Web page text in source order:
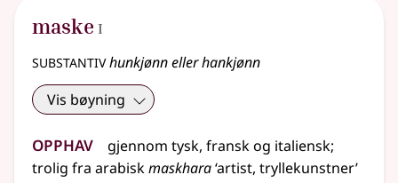
maske 1
I
substantivhunkjønn eller hankjønn
Vis bøyning
Opphav gjennom tysk, franskog italiensk;
trolig fra arabiskmaskhara‘artist, tryllekunstner’